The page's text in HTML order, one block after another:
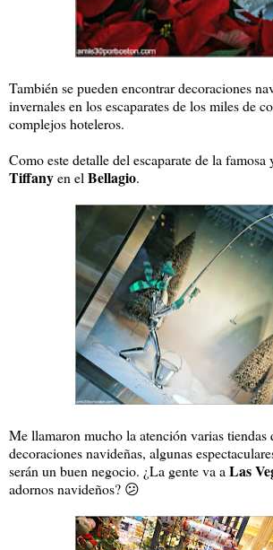
También se pueden encontrar decoraciones
invernales en los escaparates de los miles de
complejos hoteleros.
Como este detalle del escaparate de la famosa
Tiffanyen el Bellagio.
Me llamaron mucho la atención varias tiendas
decoraciones navideñas, algunas
serán un buen negocio. ¿La gente va a Las
adornos navideños? 😕